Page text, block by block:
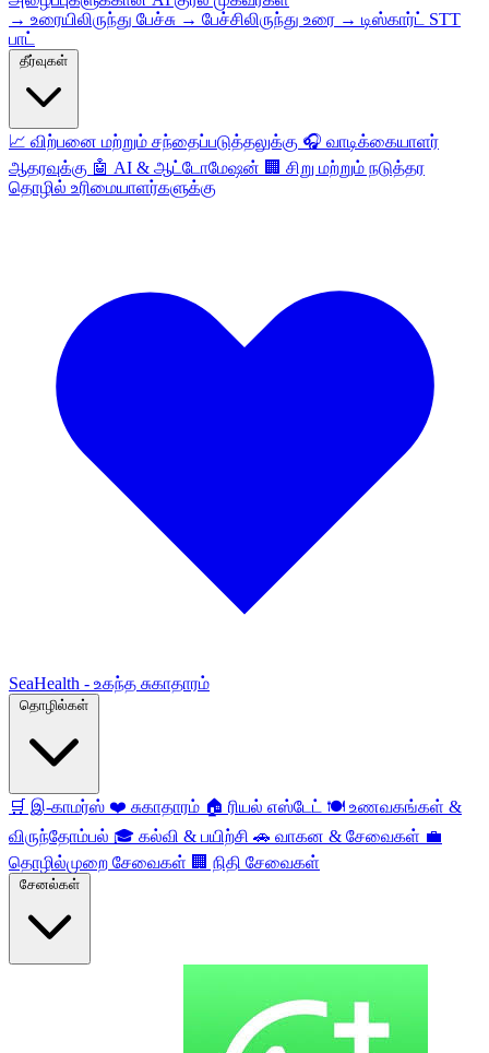
→ உரையிலிருந்து பேச்சு → பேச்சிலிருந்து உரை → டிஸ்கார்ட் STT
பாட்
📈 விற்பனை மற்றும் சந்தைப்படுத்தலுக்கு 🎧 வாடிக்கையாளர்
ஆதரவுக்கு 🤖 AI & ஆட்டோமேஷன் 🏢 சிறு மற்றும் நடுத்தர
தொழில் உரிமையாளர்களுக்கு
SeaHealth - உகந்த சுகாதாரம்
🛒 இ-காமர்ஸ் ❤️ சுகாதாரம் 🏠 ரியல் எஸ்டேட் 🍽️ உணவகங்கள் &
விருந்தோம்பல் 🎓 கல்வி & பயிற்சி 🚗 வாகன & சேவைகள் 💼
தொழில்முறை சேவைகள் 🏢 நிதி சேவைகள்